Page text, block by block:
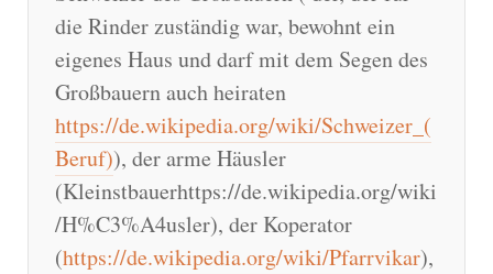
die Rinder zuständig war, bewohnt ein
eigenes Haus und darf mit dem Segen des
Großbauern auch heiraten
https://de.wikipedia.org/wiki/Schweizer_(
Beruf)), der arme Häusler
(Kleinstbauerhttps://de.wikipedia.org/wiki
/H%C3%A4usler), der Koperator
(https://de.wikipedia.org/wiki/Pfarrvikar),